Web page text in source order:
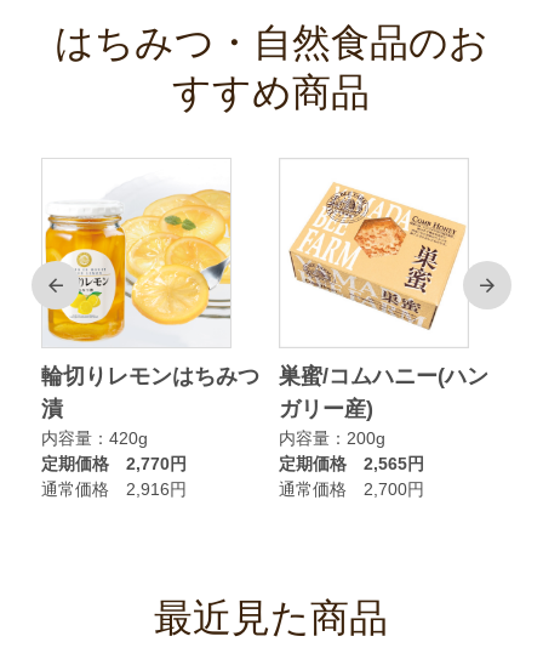
はちみつ・自然食品のお
すすめ商品
前
輪切りレモンはちみつ
漬
内容量：420g
定期価格 2,770円
通常価格 2,916円
巣蜜/コムハニー(ハン
ガリー産)
内容量：200g
定期価格 2,565円
通常価格 2,700円
次
最近見た商品